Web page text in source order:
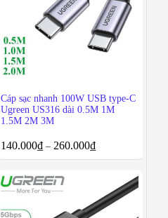
Cáp sạc nhanh 100W USB type-C
Ugreen US316 dài 0.5M 1M
1.5M 2M 3M
140.000₫ –260.000₫